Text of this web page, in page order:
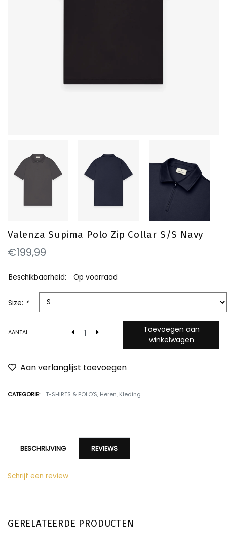
Valenza Supima Polo Zip Collar S/S Navy
€199,99
Beschikbaarheid: Op voorraad
Size: *
AANTAL
Toevoegen aan
winkelwagen
Aan verlanglijst toevoegen
CATEGORIE: T-SHIRTS & POLO'S, Heren, Kleding
BESCHRIJVING REVIEWS
Schrijf een review
GERELATEERDE PRODUCTEN